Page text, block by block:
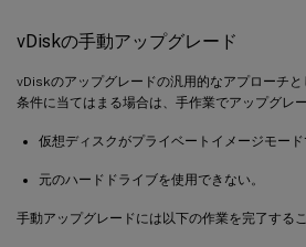
vDiskの手動アップグレード
vDiskのアップグレードの汎用的なアプローチ
条件に当てはまる場合は、手作業でアップグレー
仮想ディスクがプライベートイメージモード
元のハードドライブを使用できない。
手動アップグレードには以下の作業を完了する